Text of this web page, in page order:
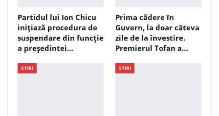
Partidul lui Ion Chicu
inițiază procedura de
suspendare din funcție
a președintei…
Prima cădere în
Guvern, la doar câteva
zile de la învestire.
Premierul Tofan a…
STIRI STIRI